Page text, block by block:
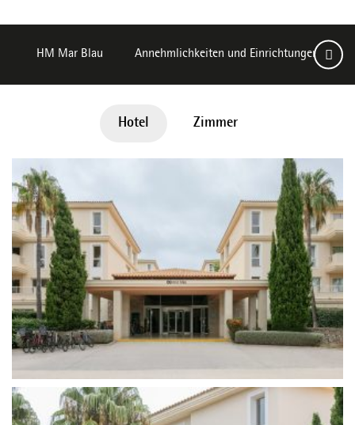
HM Mar Blau Annehmlichkeiten und Einrichtungen
Hotel Zimmer